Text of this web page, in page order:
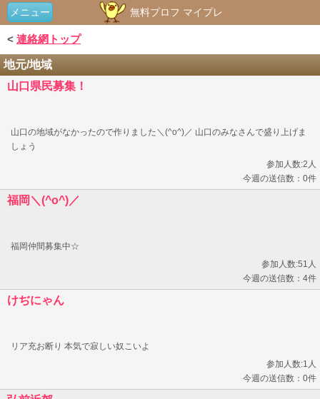
メニュー 無料プロフ マイプレ
< 連絡網トップ
地元/地域
山口県民募集！
山口の地域がなかったので作りました＼(^o^)／ 山口のみなさんで盛り上げま
しょう
参加人数:2人
今週の送信数：0件
福岡＼(^o^)／
福岡仲間募集中☆
参加人数:51人
今週の送信数：4件
けぢにゃん
リア充お断り 本気で寂しい奴こいよ
参加人数:1人
今週の送信数：0件